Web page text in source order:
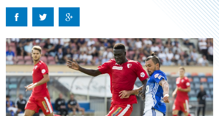
KIDS
BUSINESS
RESTAURATION
CLUB